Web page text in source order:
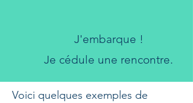
J'embarque !
Je cédule une rencontre.
Voici quelques exemples de